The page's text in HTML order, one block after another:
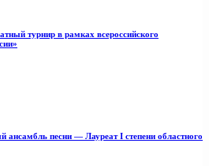
турнир в рамках всероссийского
песни — Лауреат I степени областного